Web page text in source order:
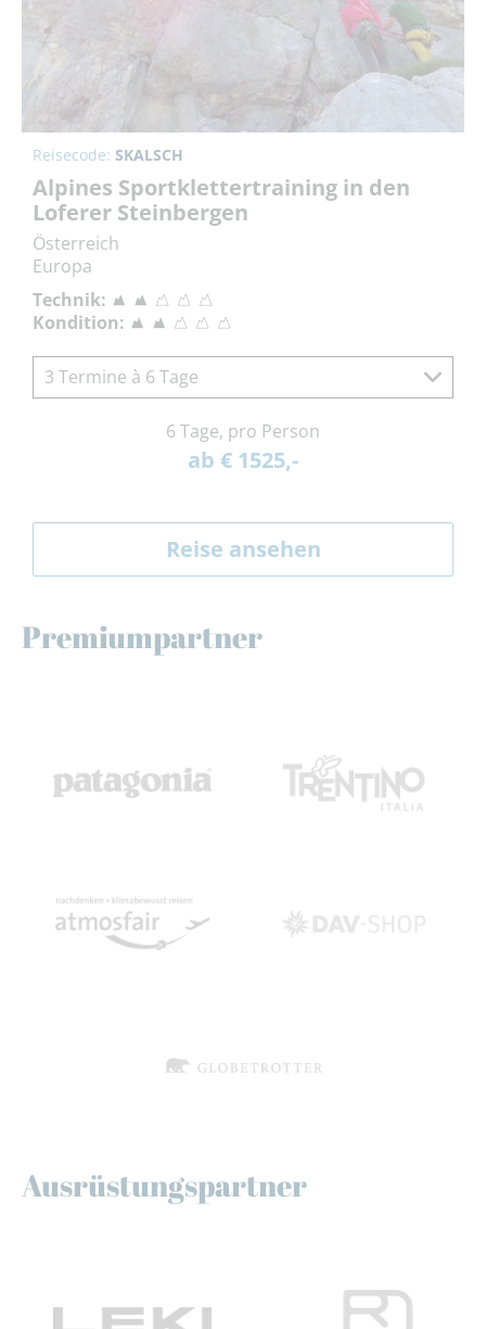
Reisecode: SKALSCH
Alpines Sportklettertraining in den
Loferer Steinbergen
Österreich
Europa
Technik:
Kondition:
3 Termine à 6 Tage
6 Tage, pro Person
ab € 1525,-
Reise ansehen
Premiumpartner
Ausrüstungspartner